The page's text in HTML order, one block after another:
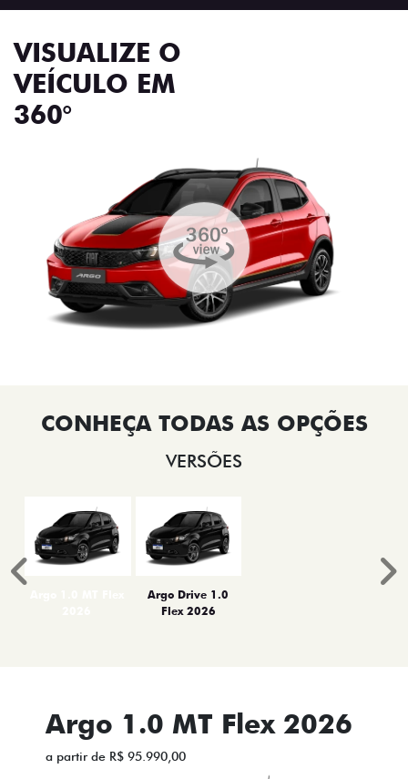
VISUALIZE O
VEÍCULO EM
360°
VERSÕES
Argo Drive 1.0
Flex 2026
Anterior
Argo 1.0 MT Flex 2026
a partir de R$ 95.990,00